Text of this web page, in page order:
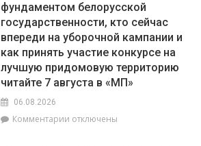
фундаментом белорусской
государственности, кто сейчас
впереди на уборочной кампании и
как принять участие конкурсе на
лучшую придомовую территорию
читайте 7 августа в «МП»
06.08.2026
Комментарии котключены